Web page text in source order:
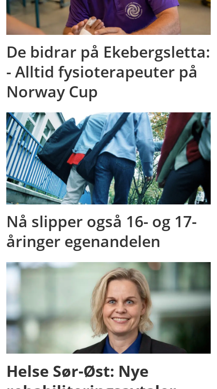
De bidrar på Ekebergsletta:
- Alltid fysioterapeuter på
Norway Cup
Nå slipper også 16- og 17-
åringer egenandelen
Helse Sør-Øst: Nye